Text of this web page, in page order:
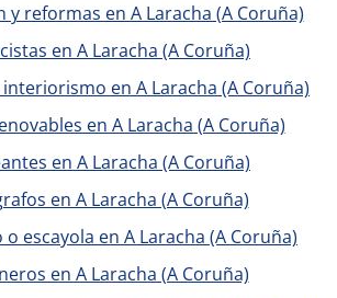
y reformas en A Laracha (A Coruña)
en A Laracha (A Coruña)
en A Laracha (A Coruña)
en A Laracha (A Coruña)
en A Laracha (A Coruña)
en A Laracha (A Coruña)
o escayola en A Laracha (A Coruña)
en A Laracha (A Coruña)